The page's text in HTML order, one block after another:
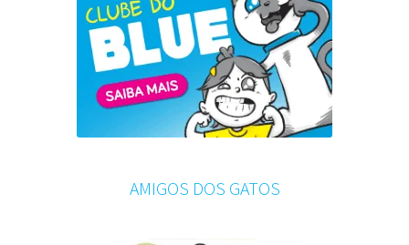
AMIGOS DOS GATOS